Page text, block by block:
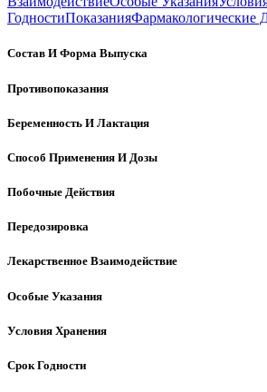
ГодностиПоказанияФармакологические
Состав И Форма Выпуска
Противопоказания
Беременность И Лактация
Способ Применения И Дозы
Побочные Действия
Передозировка
Лекарственное Взаимодействие
Особые Указания
Условия Хранения
Срок Годности